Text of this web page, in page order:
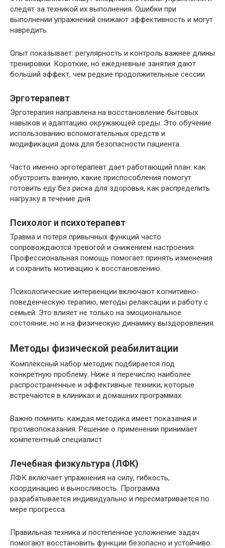
следят за техникой их выполнения. Ошибки при
выполнении упражнений снижают эффективность и могут
навредить.
Опыт показывает: регулярность и контроль важнее длины
тренировки. Короткие, но ежедневные занятия дают
больший эффект, чем редкие продолжительные сессии.
Эрготерапевт
Эрготерапия направлена на восстановление бытовых
навыков и адаптацию окружающей среды. Это обучение
использованию вспомогательных средств и
модификация дома для безопасности пациента.
Часто именно эрготерапевт дает работающий план: как
обустроить ванную, какие приспособления помогут
готовить еду без риска для здоровья, как распределить
нагрузку в течение дня.
Психолог и психотерапевт
Травма и потеря привычных функций часто
сопровождаются тревогой и снижением настроения.
Профессиональная помощь помогает принять изменения
и сохранить мотивацию к восстановлению.
Психологические интервенции включают когнитивно-
поведенческую терапию, методы релаксации и работу с
семьей. Это влияет не только на эмоциональное
состояние, но и на физическую динамику выздоровления.
Методы физической реабилитации
Комплексный набор методик подбирается под
конкретную проблему. Ниже я перечислю наиболее
распространенные и эффективные техники, которые
встречаются в клиниках и домашних программах.
Важно помнить: каждая методика имеет показания и
противопоказания. Решение о применении принимает
компетентный специалист.
Лечебная физкультура (ЛФК)
ЛФК включает упражнения на силу, гибкость,
координацию и выносливость. Программа
разрабатывается индивидуально и пересматривается по
мере прогресса.
Правильная техника и постепенное усложнение задач
помогают восстановить функции безопасно и устойчиво.